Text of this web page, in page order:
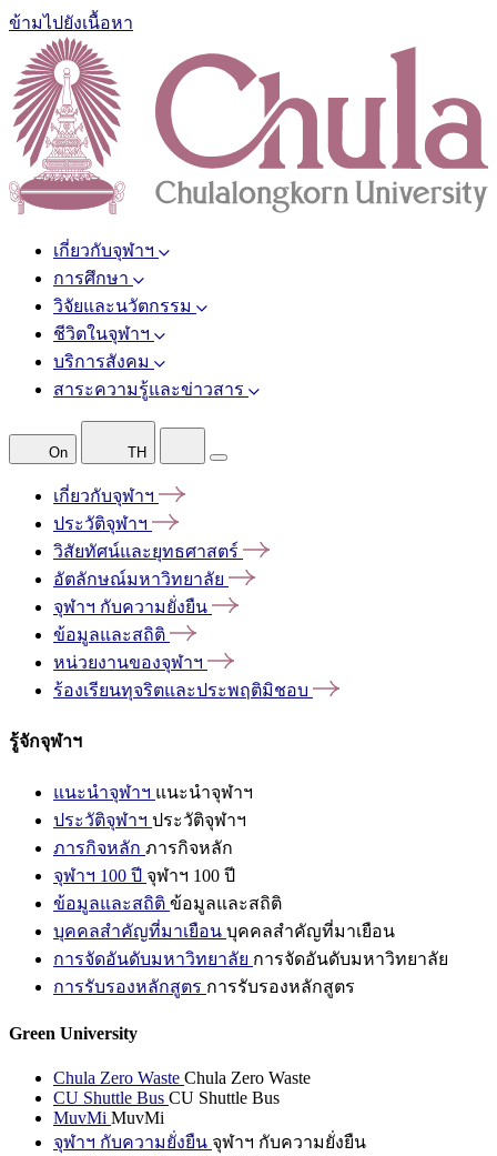
ข้ามไปยังเนื้อหา
เกี่ยวกับจุฬาฯ
การศึกษา
วิจัยและนวัตกรรม
ชีวิตในจุฬาฯ
บริการสังคม
สาระความรู้และข่าวสาร
On TH
เกี่ยวกับจุฬาฯ
ประวัติจุฬาฯ
วิสัยทัศน์และยุทธศาสตร์
อัตลักษณ์มหาวิทยาลัย
จุฬาฯ กับความยั่งยืน
ข้อมูลและสถิติ
หน่วยงานของจุฬาฯ
ร้องเรียนทุจริตและประพฤติมิชอบ
รู้จักจุฬาฯ
แนะนำจุฬาฯ แนะนำจุฬาฯ
ประวัติจุฬาฯ ประวัติจุฬาฯ
ภารกิจหลัก ภารกิจหลัก
จุฬาฯ 100 ปี จุฬาฯ 100 ปี
ข้อมูลและสถิติ ข้อมูลและสถิติ
บุคคลสำคัญที่มาเยือน บุคคลสำคัญที่มาเยือน
การจัดอันดับมหาวิทยาลัย การจัดอันดับมหาวิทยาลัย
การรับรองหลักสูตร การรับรองหลักสูตร
Green University
Chula Zero Waste Chula Zero Waste
CU Shuttle Bus CU Shuttle Bus
MuvMi MuvMi
จุฬาฯ กับความยั่งยืน จุฬาฯ กับความยั่งยืน